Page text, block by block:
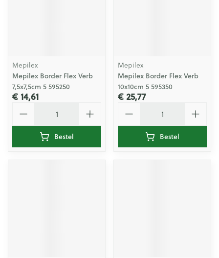
Mepilex
Mepilex Border Flex Verb
7,5x7,5cm 5 595250
€ 14,61
Bestel
Mepilex
Mepilex Border Flex Verb
10x10cm 5 595350
€ 25,77
Bestel